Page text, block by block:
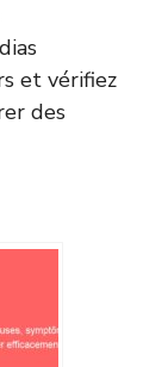
et vérifiez
des